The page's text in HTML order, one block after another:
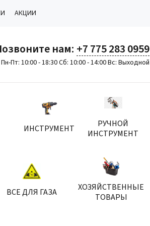
АКЦИИ
нам: +7 775 283 0959
Пн-Пт: 10:00 - 18:30 Сб: 10:00 - 14:00 Вс: Выходной
ИНСТРУМЕНТ
РУЧНОЙ
ИНСТРУМЕНТ
ВСЕ ДЛЯ ГАЗА
ХОЗЯЙСТВЕННЫЕ
ТОВАРЫ